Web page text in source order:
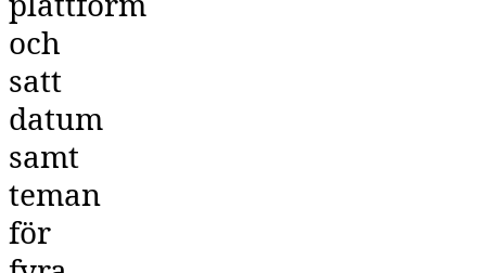
och
satt
datum
samt
teman
för